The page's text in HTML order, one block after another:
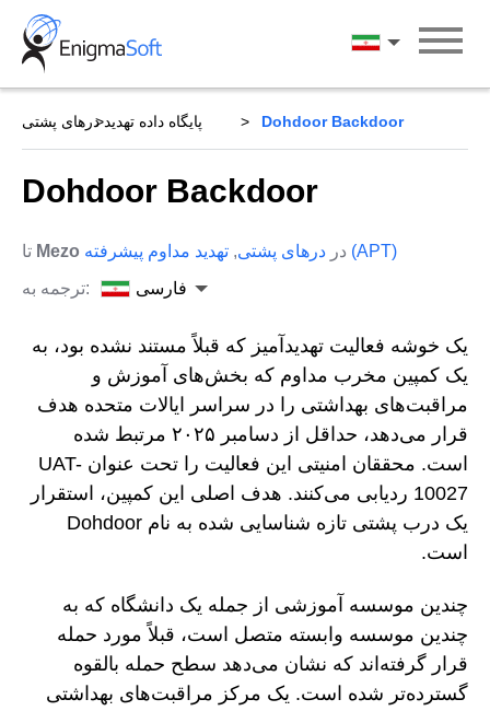
Skip
content
فارسی
پایگاه داده تهدید درهای پشتی Dohdoor Backdoor
Dohdoor Backdoor
Mezo در درهای پشتی,
تهدید مداوم پیشرفته (APT)
ترجمه به:
فارسی
یک خوشه فعالیت تهدیدآمیز که قبلاً مستند نشده بود، به
یک کمپین مخرب مداوم که بخش‌های آموزش و
مراقبت‌های بهداشتی را در سراسر ایالات متحده هدف
قرار می‌دهد، حداقل از دسامبر ۲۰۲۵ مرتبط شده
است. محققان امنیتی این فعالیت را تحت عنوان UAT-
10027 ردیابی می‌کنند. هدف اصلی این کمپین، استقرار
یک درب پشتی تازه شناسایی شده به نام Dohdoor
است.
چندین موسسه آموزشی از جمله یک دانشگاه که به
چندین موسسه وابسته متصل است، قبلاً مورد حمله
قرار گرفته‌اند که نشان می‌دهد سطح حمله بالقوه
گسترده‌تر شده است. یک مرکز مراقبت‌های بهداشتی